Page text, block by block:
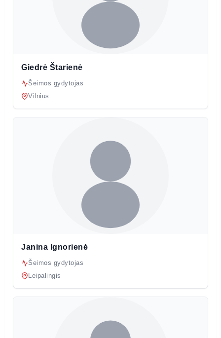
Giedrė Štarienė
Šeimos gydytojas
Vilnius
Janina Ignorienė
Šeimos gydytojas
Leipalingis